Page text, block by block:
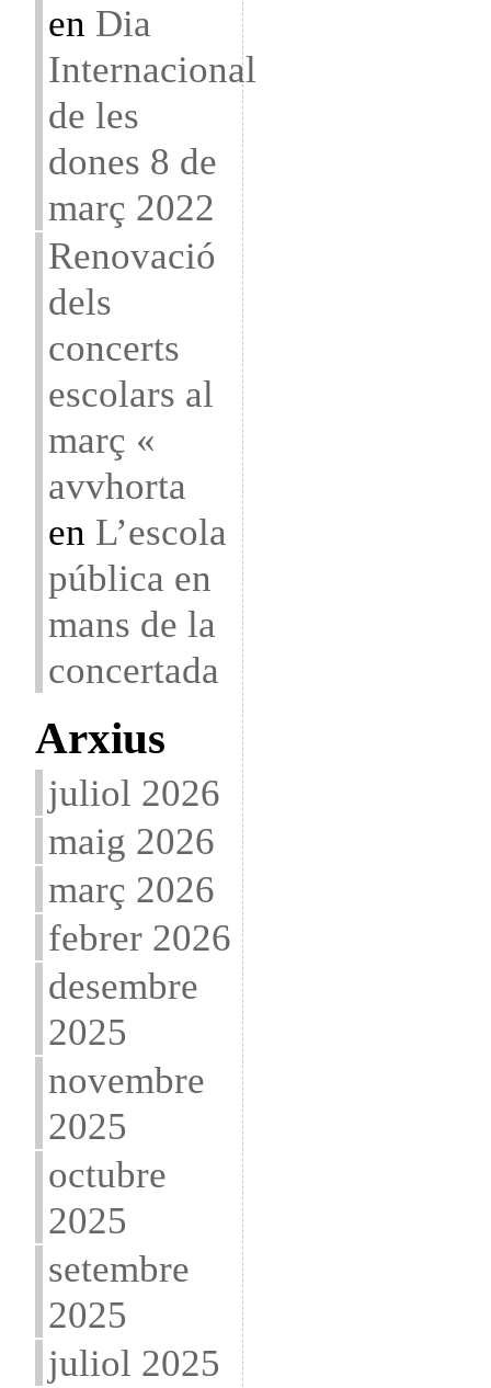
en Dia
Internacional
de les
dones 8 de
març 2022
Renovació
dels
concerts
escolars al
març «
avvhorta
en L’escola
pública en
mans de la
concertada
Arxius
juliol 2026
maig 2026
març 2026
febrer 2026
desembre
2025
novembre
2025
octubre
2025
setembre
2025
juliol 2025